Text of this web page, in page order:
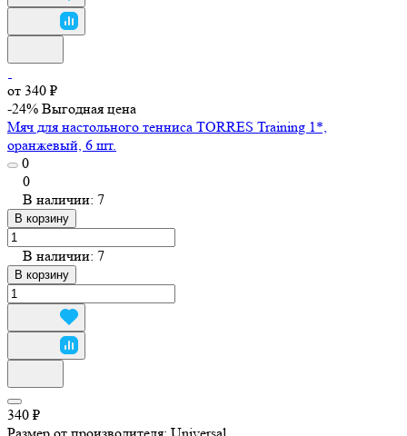
от 340 ₽
-24% Выгодная цена
Мяч для настольного тенниса TORRES Training 1*,
оранжевый, 6 шт.
0
0
В наличии: 7
В корзину
В наличии: 7
В корзину
340 ₽